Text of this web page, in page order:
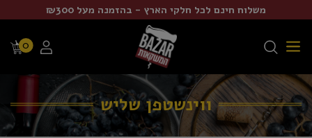
משלוח חינם לכל חלקי הארץ - בהזמנה מעל ₪300
0
ווינשטפן שליש